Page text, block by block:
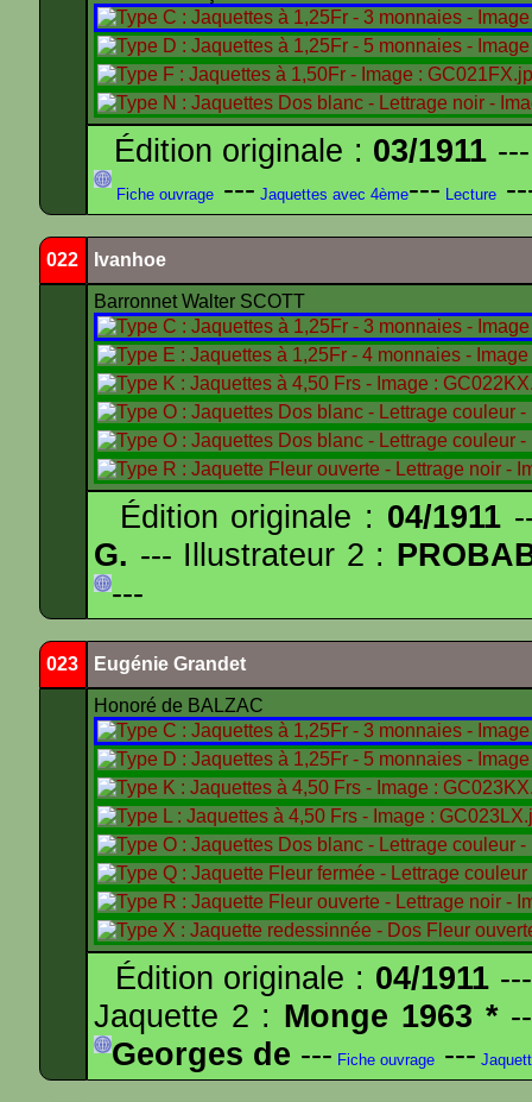
Édition originale : 03/1911
Fiche ouvrage --- Jaquettes avec 4ème--- Lecture
022 Ivanhoe
Barronnet Walter SCOTT
Édition originale : 04/1911
G. --- Illustrateur 2 :
---
023 Eugénie Grandet
Honoré de BALZAC
Édition originale : 04/1911
Jaquette 2 : Monge 1963 *
Georges de --- Fiche ouvrage ---